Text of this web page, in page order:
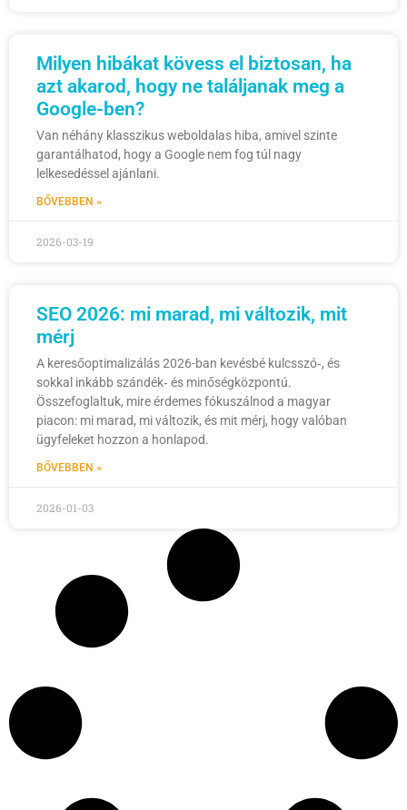
Milyen hibákat kövess el biztosan, ha
azt akarod, hogy ne találjanak meg a
Google-ben?
Van néhány klasszikus weboldalas hiba, amivel szinte
garantálhatod, hogy a Google nem fog túl nagy
lelkesedéssel ajánlani.
BŐVEBBEN »
2026-03-19
SEO 2026: mi marad, mi változik, mit
mérj
A keresőoptimalizálás 2026-ban kevésbé kulcsszó‑, és
sokkal inkább szándék‑ és minőségközpontú.
Összefoglaltuk, mire érdemes fókuszálnod a magyar
piacon: mi marad, mi változik, és mit mérj, hogy valóban
ügyfeleket hozzon a honlapod.
BŐVEBBEN »
2026-01-03